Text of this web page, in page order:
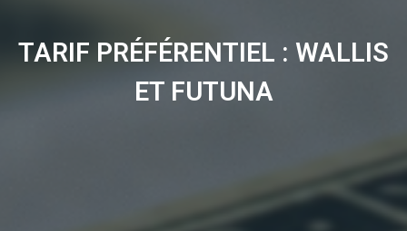
TARIF PRÉFÉRENTIEL : WALLIS
ET FUTUNA